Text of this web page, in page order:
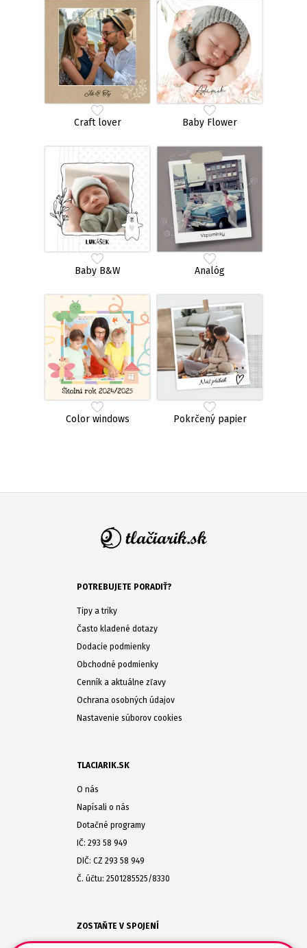
Craft lover Baby Flower
Baby B&W Analóg
Color windows Pokrčený papier
POTREBUJETE PORADIŤ?
Tipy a triky
Často kladené dotazy
Dodacie podmienky
Obchodné podmienky
Cenník a aktuálne zľavy
Ochrana osobných údajov
Nastavenie súborov cookies
TLACIARIK.SK
O nás
Napísali o nás
Dotačné programy
IČ: 293 58 949
DIČ: CZ 293 58 949
Č. účtu: 2501285525/8330
ZOSTAŇTE V SPOJENÍ